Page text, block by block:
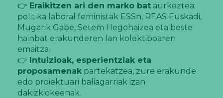
👉 Eraikitzen ari den marko bataurkeztea:
politika laboral feministak ESSn, REAS Euskadi,
Mugarik Gabe, Setem Hegohaizea eta beste
hainbat erakunderen lan kolektiboaren
emaitza.
👉 Intuizioak, esperientziak eta
proposamenakpartekatzea, zure erakunde
edo proiektuari baliagarriak izan
dakizkiokeenak.